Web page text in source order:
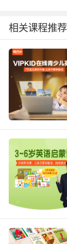
班，让专业
学习英语幼
要知道英语
熟练运用的
要只是局限
语读物、多
动的画面、
有经过广泛
效的锻炼和提
学习英语幼
部位感官来学
相关课程推荐